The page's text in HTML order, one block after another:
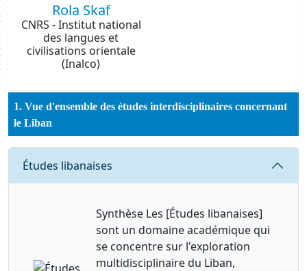
Rola Skaf
CNRS - Institut national
des langues et
civilisations orientale
(Inalco)
1. Vue d'ensemble des études interdisciplinaires concernant
le Liban
Requête
Études libanaises
Synthèse Les [Études libanaises]
sont un domaine académique qui
se concentre sur l'exploration
multidisciplinaire du Liban,